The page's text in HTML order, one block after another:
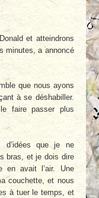
et atteindrons
minutes, a annoncé
que nous ayons
à se déshabiller.
faire passer plus
d’idées que je ne
bras, et je dois dire
en avait l’air. Une
couchette, et nous
à tuer le temps, et